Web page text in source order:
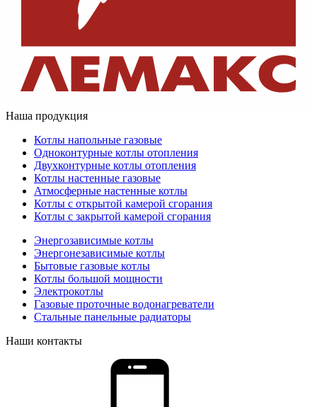
Наша продукция
Котлы напольные газовые
Одноконтурные котлы отопления
Двухконтурные котлы отопления
Котлы настенные газовые
Атмосферные настенные котлы
Котлы с открытой камерой сгорания
Котлы с закрытой камерой сгорания
Энергозависимые котлы
Энергонезависимые котлы
Бытовые газовые котлы
Котлы большой мощности
Электрокотлы
Газовые проточные водонагреватели
Стальные панельные радиаторы
Наши контакты